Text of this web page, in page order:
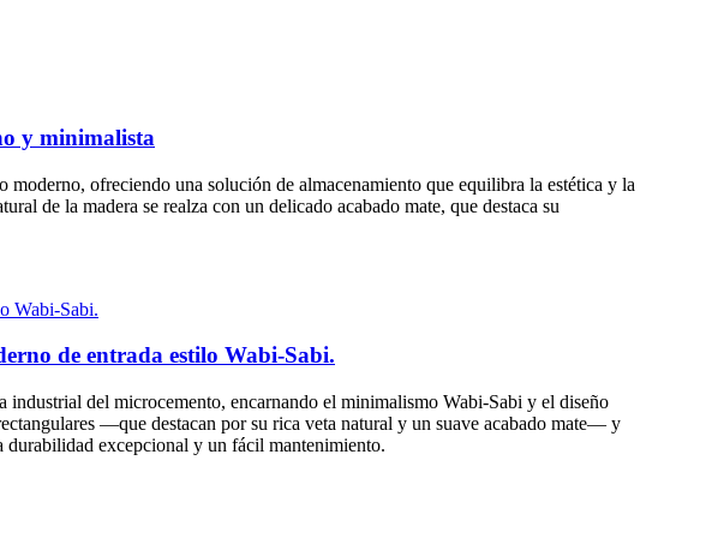
y minimalista
ofreciendo una solución de almacenamiento que equilibra la estética y la
de la madera se realza con un delicado acabado mate, que destaca su
de entrada estilo Wabi-Sabi.
del microcemento, encarnando el minimalismo Wabi-Sabi y el diseño
—que destacan por su rica veta natural y un suave acabado mate— y
durabilidad excepcional y un fácil mantenimiento.